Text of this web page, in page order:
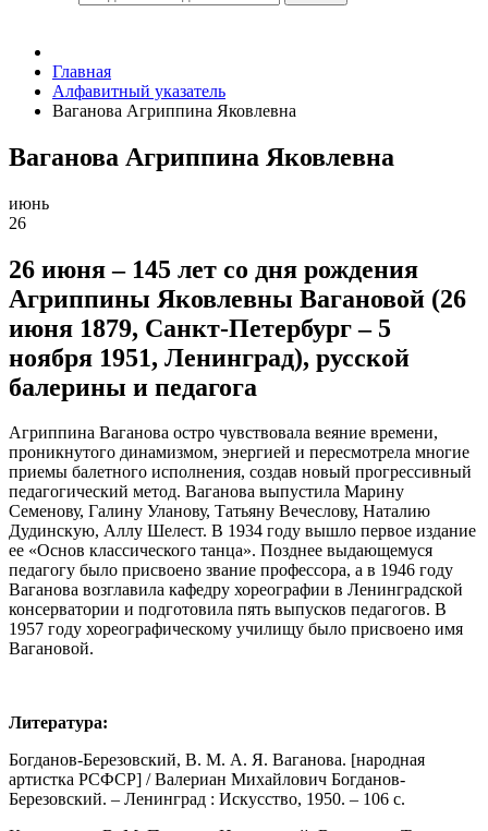
Главная
Алфавитный указатель
Ваганова Агриппина Яковлевна
Ваганова Агриппина Яковлевна
июнь
26
26 июня – 145 лет со дня рождения
Агриппины Яковлевны Вагановой (26
июня 1879, Санкт-Петербург – 5
ноября 1951, Ленинград), русской
балерины и педагога
Агриппина Ваганова остро чувствовала веяние времени,
проникнутого динамизмом, энергией и пересмотрела многие
приемы балетного исполнения, создав новый прогрессивный
педагогический метод. Ваганова выпустила Марину
Семенову, Галину Уланову, Татьяну Вечеслову, Наталию
Дудинскую, Аллу Шелест. В 1934 году вышло первое издание
ее «Основ классического танца». Позднее выдающемуся
педагогу было присвоено звание профессора, а в 1946 году
Ваганова возглавила кафедру хореографии в Ленинградской
консерватории и подготовила пять выпусков педагогов. В
1957 году хореографическому училищу было присвоено имя
Вагановой.
Литература:
Богданов-Березовский, В. М. А. Я. Ваганова. [народная
артистка РСФСР] / Валериан Михайлович Богданов-
Березовский. – Ленинград : Искусство, 1950. – 106 с.